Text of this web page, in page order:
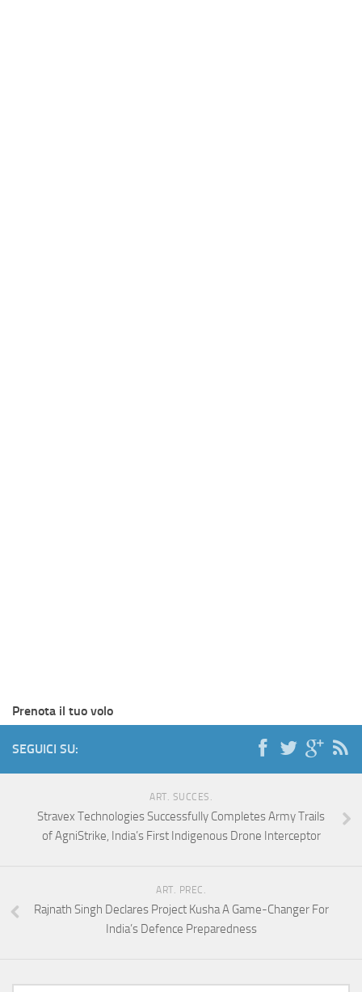
Prenota il tuo volo
SEGUICI SU:
ART. SUCCES.
Stravex Technologies Successfully Completes Army Trails
of AgniStrike, India’s First Indigenous Drone Interceptor
ART. PREC.
Rajnath Singh Declares Project Kusha A Game-Changer For
India’s Defence Preparedness